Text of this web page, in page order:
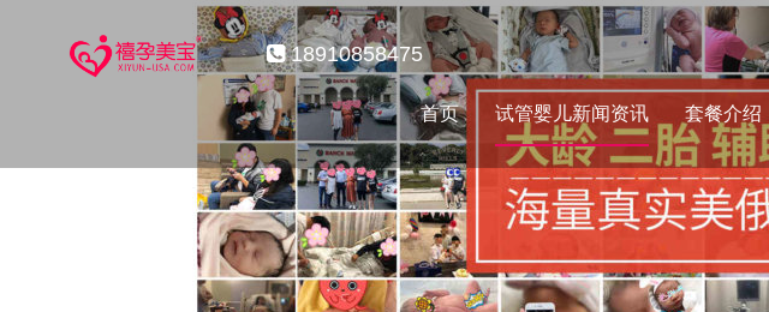
18910858475
首页 试管婴儿新闻资讯 套餐介绍